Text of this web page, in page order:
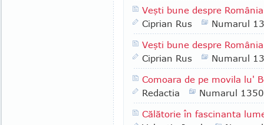
Veşti bune despre
Ciprian Rus
Numarul
Veşti bune despre
Ciprian Rus
Numarul
Comoara de pe movila lu'
Redactia
Numarul 1350
Călătorie în fascinanta